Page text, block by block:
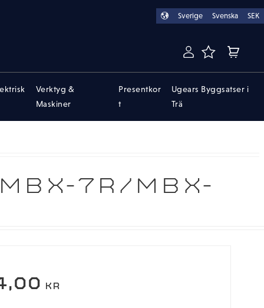
Sverige Svenska SEK
FAVORITER
Verktyg &
Maskiner
Presentkor
t
Ugears Byggsatser i
Trä
7R/MBX-
KR